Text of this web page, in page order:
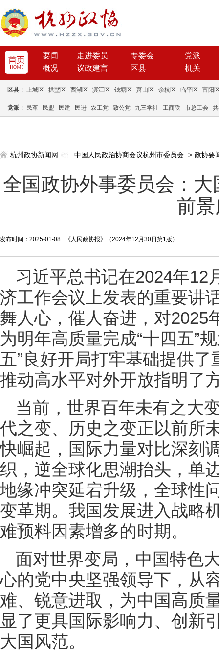
要闻 走进委员
专委会
概况
议政建言 区县
党派
机关
区县： 上城区 拱墅区 西湖区 滨江区 钱塘区 萧山区 余杭区 临平区 富阳
党派： 民革 民盟 民建 民进 农工党 致公党 九三学社 工商联 市总工会
杭州政协新闻网 中国人民政治协商会议杭州市委员会 > 政协要
全国政协外事委员会：
前
发布时间：2025-01-08 《人民政协报》（2024年12月30日第1版）
习近平总书记在2024年12
济工作会议上发表的重要讲
舞人心，催人奋进，对2025
为明年高质量完成“十四五”
五”良好开局打牢基础提供
推动高水平对外开放指明了
当前，世界百年未有之大
代之变、历史之变正以前所
快崛起，国际力量对比深刻
织，逆全球化思潮抬头，单
地缘冲突延宕升级，全球性
变革期。我国发展进入战略
难预料因素增多的时期。
面对世界变局，中国特色
心的党中央坚强领导下，从
难、锐意进取，为中国高质
显了更具国际影响力、创新
大国风范。